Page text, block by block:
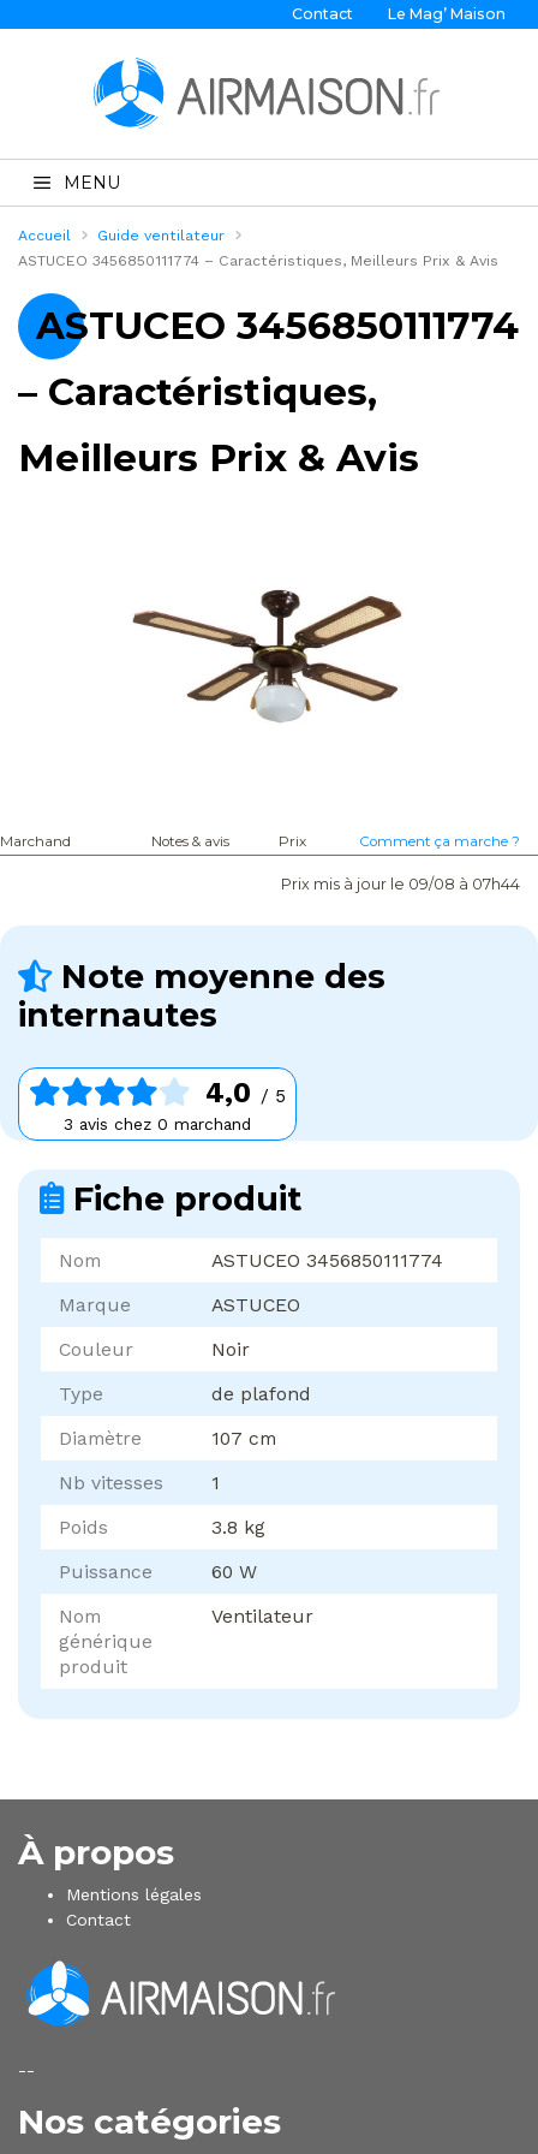
Contact Le Mag’ Maison
MENU
Accueil
Guide ventilateur
ASTUCEO 3456850111774 – Caractéristiques, Meilleurs Prix & Avis
ASTUCEO 3456850111774
– Caractéristiques,
Meilleurs Prix & Avis
Marchand Notes & avis Prix Comment ça marche ?
Prix mis à jour le 09/08 à 07h44
Note moyenne des
internautes
4,0 / 5
3 avis chez 0 marchand
Fiche produit
Nom
ASTUCEO 3456850111774
Marque
ASTUCEO
Couleur
Noir
Type
de plafond
Diamètre
107 cm
Nb vitesses
1
Poids
3.8 kg
Puissance
60 W
Nom
générique
produit
Ventilateur
À propos
Mentions légales
Contact
--
Nos catégories